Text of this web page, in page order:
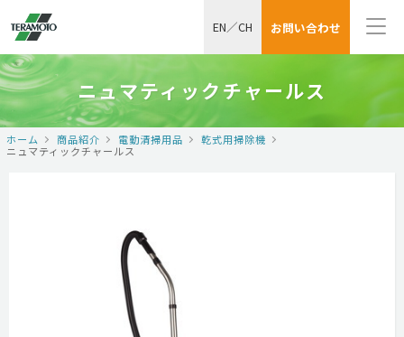
お問い合わせ
EN／CH
ニュマティックチャールス
ホーム 商品紹介 電動清掃用品
乾式用掃除機
ニュマティックチャールス